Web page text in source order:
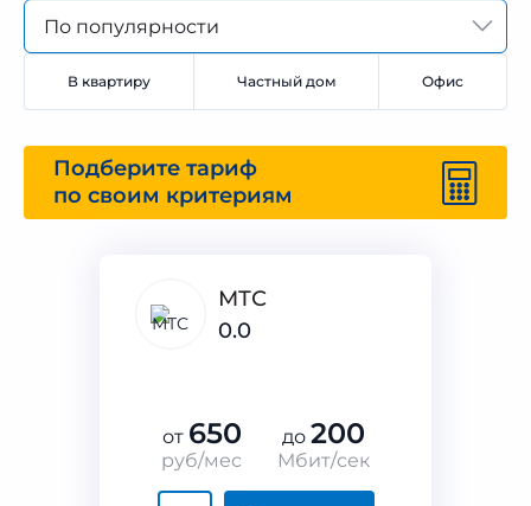
По популярности
В квартиру Частный дом Офис
Подберите тариф
по своим критериям
МТС
0.0
от 650
руб/мес
до 200
Мбит/сек